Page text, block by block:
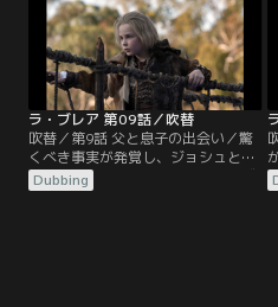
うとする。ギャヴィンは自分の過去
を探るが、それが家族を救うための
重要な手がかりになるかもしれな
い。
ラ・ブレア 第09話／吹替
吹替／第9話 父と息子の出会い／驚
くべき事実が発覚し、ジョシュとイ
ジーの命は危険にさらされる。イヴ
と他の生存者は、2人を救う鍵を握
Dubbing